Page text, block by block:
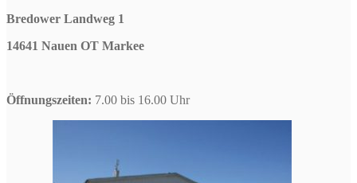
Bredower Landweg 1
14641 Nauen OT Markee
Öffnungszeiten: 7.00 bis 16.00 Uhr